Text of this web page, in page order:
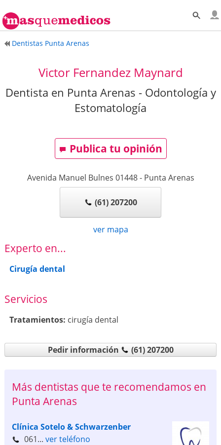
Dentistas Punta Arenas
Victor Fernandez Maynard
Dentista en Punta Arenas - Odontología y
Estomatología
Publica tu opinión
Avenida Manuel Bulnes 01448- Punta Arenas
(61) 207200
ver mapa
Experto en...
Cirugía dental
Servicios
Tratamientos: cirugía dental
Pedir información (61) 207200
Más dentistas que te recomendamos en
Punta Arenas
Clínica Sotelo & Schwarzenber
061... ver teléfono